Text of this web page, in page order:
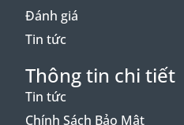
Đánh giá
Tin tức
Thông tin chi tiết
Tin tức
Chính Sách Bảo Mật